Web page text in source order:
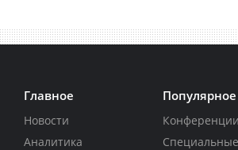
Главное
Новости
Аналитика
Популярное
Конференции